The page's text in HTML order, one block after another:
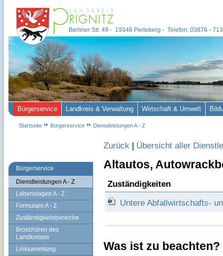
Bürgerservice
Dienstleistungen A - Z
Lebenslagen A - Z
Formulare A - Z
Zuständigkeitsbereiche
Broschüren des
Landkreises
Linksammlung
Zurück | Übersicht aller
Altautos,
Zuständigkeiten
Untere Abfallwirtschafts-
Was ist zu beachten?
Berliner Str. 49 - 19348 Perleberg - Telefon: 03876 -
Bürgerservice Landkreis & Verwaltung Wirtschaft & Umwelt
Startseite Bürgerservice Dienstleistungen A - Z